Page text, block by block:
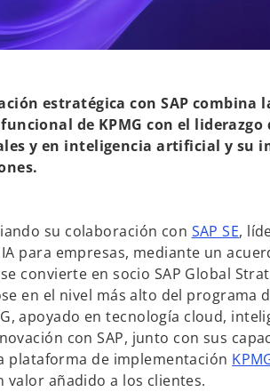
estratégica con SAP combina
de KPMG con el liderazgo
y en inteligencia artificial y su
su colaboración con SAP SEs
e
a
b
r
e
e
,
para empresas, mediante un
convierte en socio SAP Global
en el nivel más alto del programa
apoyado en tecnología cloud,
con SAP, junto con sus
plataforma de implementación
añadido a los clientes.